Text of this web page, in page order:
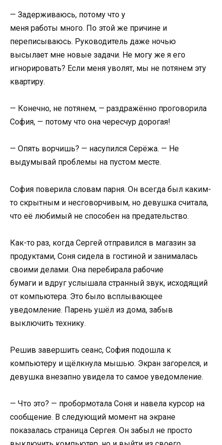
— Задерживаюсь, потому что у
меня работы много. По этой же причине и
переписываюсь. Руководитель даже ночью
высылает мне новые задачи. Не могу же я его
игнорировать? Если меня уволят, мы не потянем эту
квартиру.
— Конечно, не потянем, — раздражённо проговорила
София, — потому что она чересчур дорогая!
— Опять ворчишь? — насупился Серёжа. — Не
выдумывай проблемы на пустом месте.
София поверила словам парня. Он всегда был каким-
то скрытным и несговорчивым, но девушка считала,
что её любимый не способен на предательство.
Как-то раз, когда Сергей отправился в магазин за
продуктами, Соня сидела в гостиной и занималась
своими делами. Она перебирала рабочие
бумаги и вдруг услышала странный звук, исходящий
от компьютера. Это было всплывающее
уведомление. Парень ушёл из дома, забыв
выключить технику.
Решив завершить сеанс, София подошла к
компьютеру и щёлкнула мышью. Экран загорелся, и
девушка внезапно увидела то самое уведомление.
— Что это? — пробормотала Соня и навела курсор на
сообщение. В следующий момент на экране
показалась страница Сергея. Он забыл не просто